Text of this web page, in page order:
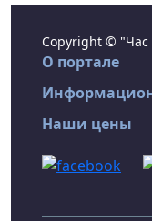
Copyright ©
О портале
Наши цены